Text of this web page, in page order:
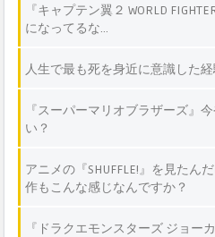
『キャプテン翼２ WORLD
になってるな…
人生で最も死を身近に意識した
『スーパーマリオブラザーズ』
い？
アニメの『SHUFFLE!』を見たん
作もこんな感じなんですか？
『ドラクエモンスターズ ジョー